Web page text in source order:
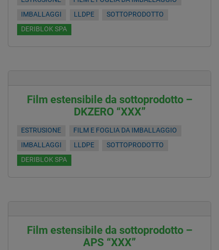
IMBALLAGGI
LLDPE
SOTTOPRODOTTO
DERIBLOK SPA
Film estensibile da sottoprodotto –
DKZERO “XXX”
ESTRUSIONE
FILM E FOGLIA DA IMBALLAGGIO
IMBALLAGGI
LLDPE
SOTTOPRODOTTO
DERIBLOK SPA
Film estensibile da sottoprodotto –
APS “XXX”